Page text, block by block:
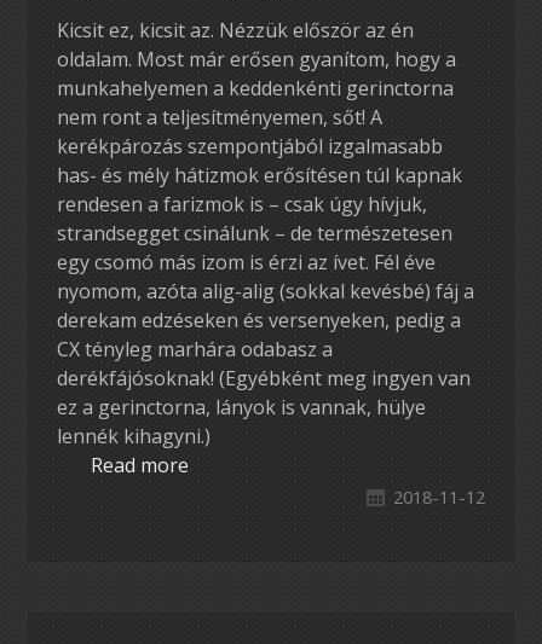
Kicsit ez, kicsit az. Nézzük először az én
oldalam. Most már erősen gyanítom, hogy a
munkahelyemen a keddenkénti gerinctorna
nem ront a teljesítményemen, sőt! A
kerékpározás szempontjából izgalmasabb
has- és mély hátizmok erősítésen túl kapnak
rendesen a farizmok is – csak úgy hívjuk,
strandsegget csinálunk – de természetesen
egy csomó más izom is érzi az ívet. Fél éve
nyomom, azóta alig-alig (sokkal kevésbé) fáj a
derekam edzéseken és versenyeken, pedig a
CX tényleg marhára odabasz a
derékfájósoknak! (Egyébként meg ingyen van
ez a gerinctorna, lányok is vannak, hülye
lennék kihagyni.)
Read more
2018-11-12